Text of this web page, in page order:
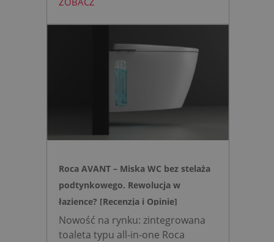
mini to zestaw, który warto
wybrać, gdy zależy nam na
bezpiecznej strefie WC. Zamiast
skomplikowanej i podatnej na
działającą w oparciu o ciśnienie
wody oraz elegancki, szklany
przycisk uruchamiany gestem.
Roca AVANT – Miska WC bez stelaża
podtynkowego. Rewolucja w
łazience? [Recenzja i Opinie]
Nowość na rynku: zintegrowana
toaleta typu all-in-one Roca